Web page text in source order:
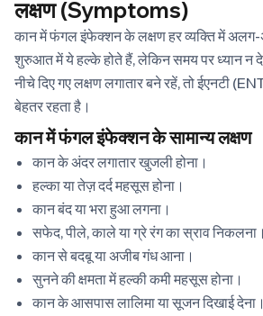
लक्षण (Symptoms)
कान में फंगल इंफेक्शन के लक्षण हर व्यक्ति में
शुरुआत में ये हल्के होते हैं, लेकिन समय पर ध्यान न
नीचे दिए गए लक्षण लगातार बने रहें, तो ईएनटी
बेहतर रहता है।
कान में फंगल इंफेक्शन के सामान्य लक्षण
कान के अंदर लगातार खुजली होना।
हल्का या तेज़ दर्द महसूस होना।
कान बंद या भरा हुआ लगना।
सफेद, पीले, काले या ग्रे रंग का स्राव निकलना।
कान से बदबू या अजीब गंध आना।
सुनने की क्षमता में हल्की कमी महसूस होना।
कान के आसपास लालिमा या सूजन दिखाई देना।